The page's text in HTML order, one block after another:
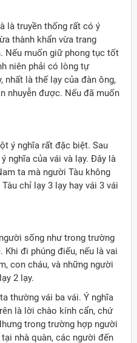
là truyền thống rất có ý
thành khẩn vừa trang
Nếu muốn giữ phong tục tốt
niên phải có lòng tự
nhất là thế lạy của đàn ông,
nhuyễn được. Nếu đã muốn
ý nghĩa rất đặc biệt. Sau
nghĩa của vái và lạy. Đây là
ta mà người Tàu không
chỉ lạy 3 lạy hay vái 3 vái
sống như trong trường
Khi đi phúng điếu, nếu là vai
con cháu, và những người
2 lạy.
thường vái ba vái. Ý nghĩa
là lời chào kính cẩn, chứ
trong trường hợp người
nhà quàn, các người đến